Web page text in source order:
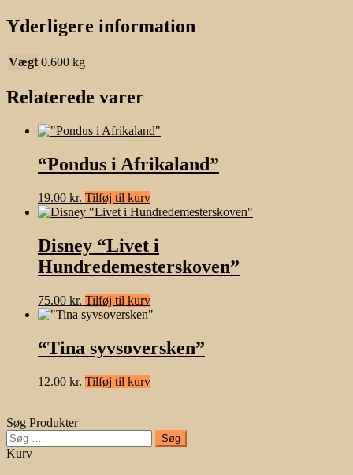
Yderligere information
Vægt 0.600 kg
Relaterede varer
“Pondus i Afrikaland”
19.00 kr. Tilføj til kurv
Disney “Livet i
Hundredemesterskoven”
75.00 kr. Tilføj til kurv
“Tina syvsoversken”
12.00 kr. Tilføj til kurv
Søg Produkter
Søg
efter:
Kurv